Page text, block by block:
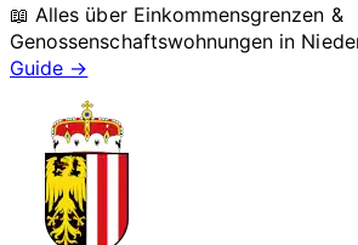
📖 Alles über Einkommensgrenzen &
Genossenschaftswohnungen in
Guide →